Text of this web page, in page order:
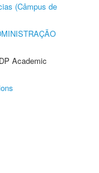
(Câmpus de
Academic